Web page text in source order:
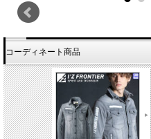
コーディネート商品